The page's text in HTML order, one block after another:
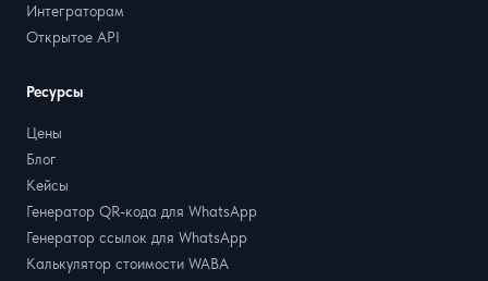
Интеграторам
Открытое API
Ресурсы
Цены
Блог
Кейсы
Генератор QR-кода для WhatsApp
Генератор ссылок для WhatsApp
Калькулятор стоимости WABA